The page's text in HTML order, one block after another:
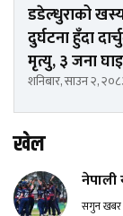
डडेल्धुराको
दुर्घटना हुँदा
मृत्यु, ३ जना
शनिबार, साउन २,
खेल
सगुन खबर